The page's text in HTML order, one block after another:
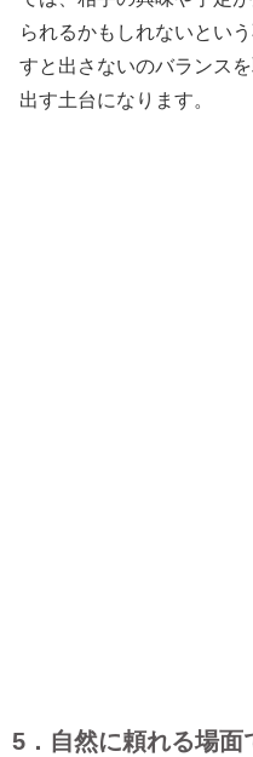
られるかもしれないとい
すと出さないのバランス
出す土台になります。
5．自然に頼れる場面